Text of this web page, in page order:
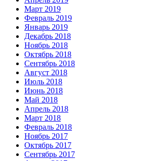
Март 2019
Февраль 2019
Январь 2019
Декабрь 2018
Ноябрь 2018
Октябрь 2018
Сентябрь 2018
Август 2018
Июль 2018
Июнь 2018
Май 2018
Апрель 2018
Март 2018
Февраль 2018
Ноябрь 2017
Октябрь 2017
Сентябрь 2017